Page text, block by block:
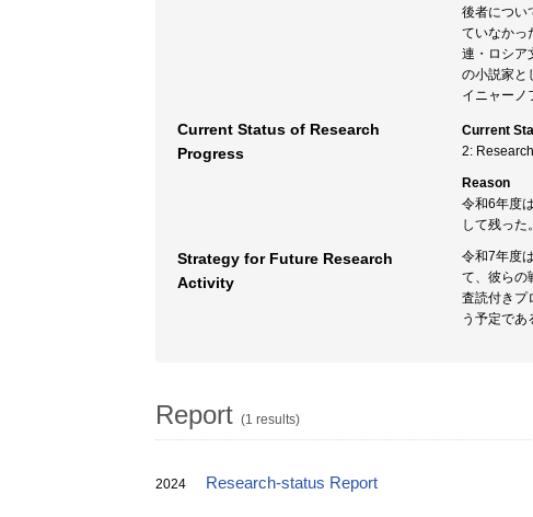
後者につい
ていなかっ
連・ロシア
の小説家と
イニャーノ
Current Status of Research
Progress
Current
2:
Reason
令和6年度
して残った
Strategy for Future Research
Activity
令和7年度
て、彼らの
査読付きプ
う予定であ
Report (1 results)
2024 Research-status Report